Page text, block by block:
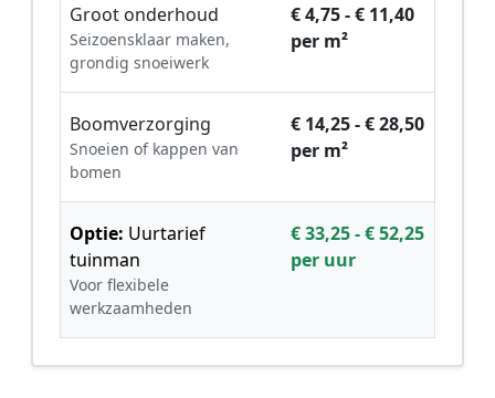
Groot onderhoud
Seizoensklaar maken,
grondig snoeiwerk
€ 4,75 - € 11,40
per m²
Boomverzorging
Snoeien of kappen van
bomen
€ 14,25 - € 28,50
per m²
Optie: Uurtarief
tuinman
Voor flexibele
werkzaamheden
€ 33,25 - € 52,25
per uur